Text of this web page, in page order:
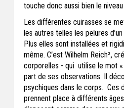
touche donc aussi bien le
Les différentes cuirasses se
les autres telles les pelures d’un
Plus elles sont installées et
même. C’est Wilhelm Reich²,
corporelles - qui utilise le mot «
part de ses observations. Il
psychiques dans le corps. Ces
prennent place à différents